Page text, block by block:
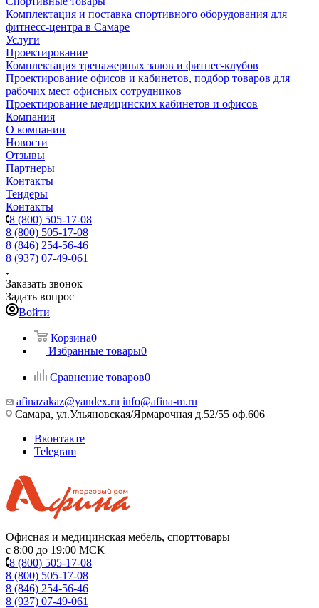
Комплектация и поставка спортивного оборудования для
фитнесс-центра в Самаре
Услуги
Проектирование
Комплектация тренажерных залов и фитнес-клубов
Проектирование офисов и кабинетов, подбор товаров для
рабочих мест офисных сотрудников
Проектирование медицинских кабинетов и офисов
Компания
О компании
Новости
Отзывы
Партнеры
Контакты
Тендеры
Контакты
8 (800) 505-17-08
8 (800) 505-17-08
8 (846) 254-56-46
8 (937) 07-49-061
Заказать звонок
Задать вопрос
Войти
Корзина0
Избранные товары0
Сравнение товаров0
afinazakaz@yandex.ru info@afina-m.ru
Самара, ул.Ульяновская/Ярмарочная д.52/55 оф.606
Вконтакте
Telegram
Офисная и медицинская мебель, спорттовары
с 8:00 до 19:00 МСК
8 (800) 505-17-08
8 (800) 505-17-08
8 (846) 254-56-46
8 (937) 07-49-061